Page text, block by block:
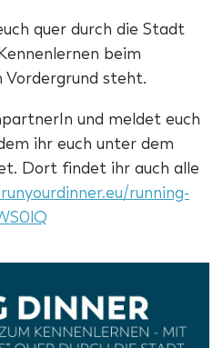
quer durch die Stadt
beim
Vordergrund steht.
und meldet euch
ihr euch unter dem
Dort findet ihr auch alle
running-